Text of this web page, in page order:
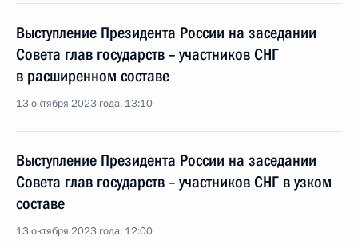
Выступление Президента России на заседании
Совета глав государств – участников СНГ
в расширенном составе
13 октября 2023 года, 13:10
Выступление Президента России на заседании
Совета глав государств – участников СНГ в узком
составе
13 октября 2023 года, 12:00